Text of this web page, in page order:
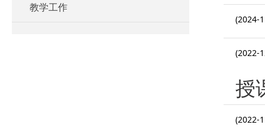
教学工作
(2024-
(2022-
授
(2022-